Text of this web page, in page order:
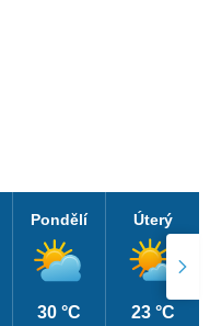
Pondělí
30 °C
Úterý
23 °C